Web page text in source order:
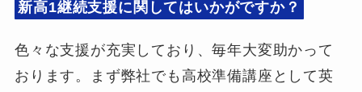
新高1継続支援に関してはいかがですか？
色々な支援が充実しており、毎年大変助かって
おります。まず弊社でも高校準備講座として英